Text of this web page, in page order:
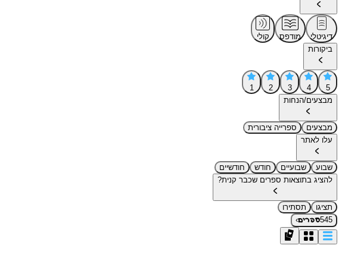
דיגיטלי מודפס
קולי
ביקורות
5
4
3
2
1
מבצעים/הנחות
מבצעים
ספרייה ציבורית
עלו לאתר
שבוע שבועיים חודש
חודשיים
להציג בתוצאות ספרים שכבר קנית?
תציגו
תסתירו
545ספרים›